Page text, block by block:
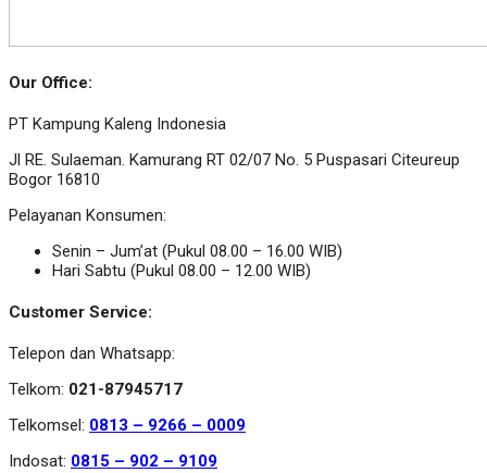
Our Office:
PT Kampung Kaleng Indonesia
Jl RE. Sulaeman. Kamurang RT 02/07 No. 5 Puspasari Citeureup
Bogor 16810
Pelayanan Konsumen:
Senin – Jum’at (Pukul 08.00 – 16.00 WIB)
Hari Sabtu (Pukul 08.00 – 12.00 WIB)
Customer Service:
Telepon dan Whatsapp:
Telkom: 021-87945717
Telkomsel: 0813 – 9266 – 0009
Indosat: 0815 – 902 – 9109